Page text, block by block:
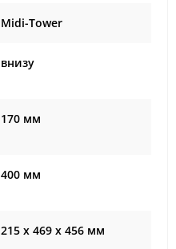
Midi-Tower
внизу
170 мм
400 мм
215 х 469 х 456 мм